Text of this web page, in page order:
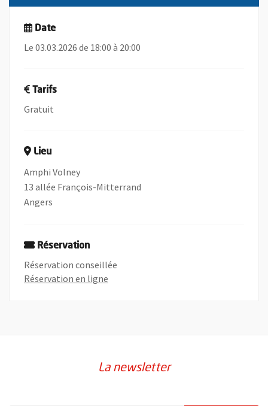
Date
Le 03.03.2026 de 18:00 à 20:00
Tarifs
Gratuit
Lieu
Amphi Volney
13 allée François-Mitterrand
Angers
Réservation
Réservation conseillée
Réservation en ligne
La newsletter